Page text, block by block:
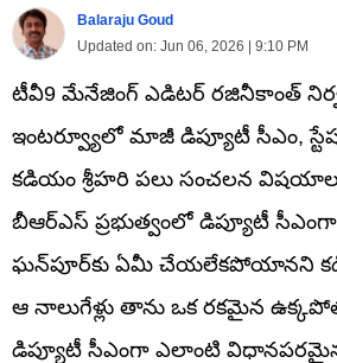
Balaraju Goud
Updated on: Jun 06, 2026 | 9:10 PM
టీవీ9 మేనేజింగ్ ఎడిటర్ రజినీకాంత్‌
ఇంటర్వ్యూలో మాజీ డిప్యూటీ సీఎం,
కడియం శ్రీహరి పలు సంచలన
బీఆర్ఎస్ ప్రభుత్వంలో డిప్యూటీ సీఎంగా
ఘన్‌పూర్‌కు ఏమీ చేయలేకపోయానని
ఆ నాలుగేళ్లు తాను ఒక రకమైన
డిప్యూటీ సీఎంగా ఎలాంటి